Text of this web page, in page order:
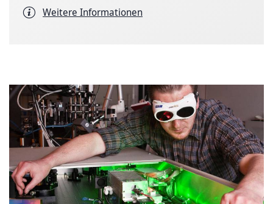
Weitere Informationen